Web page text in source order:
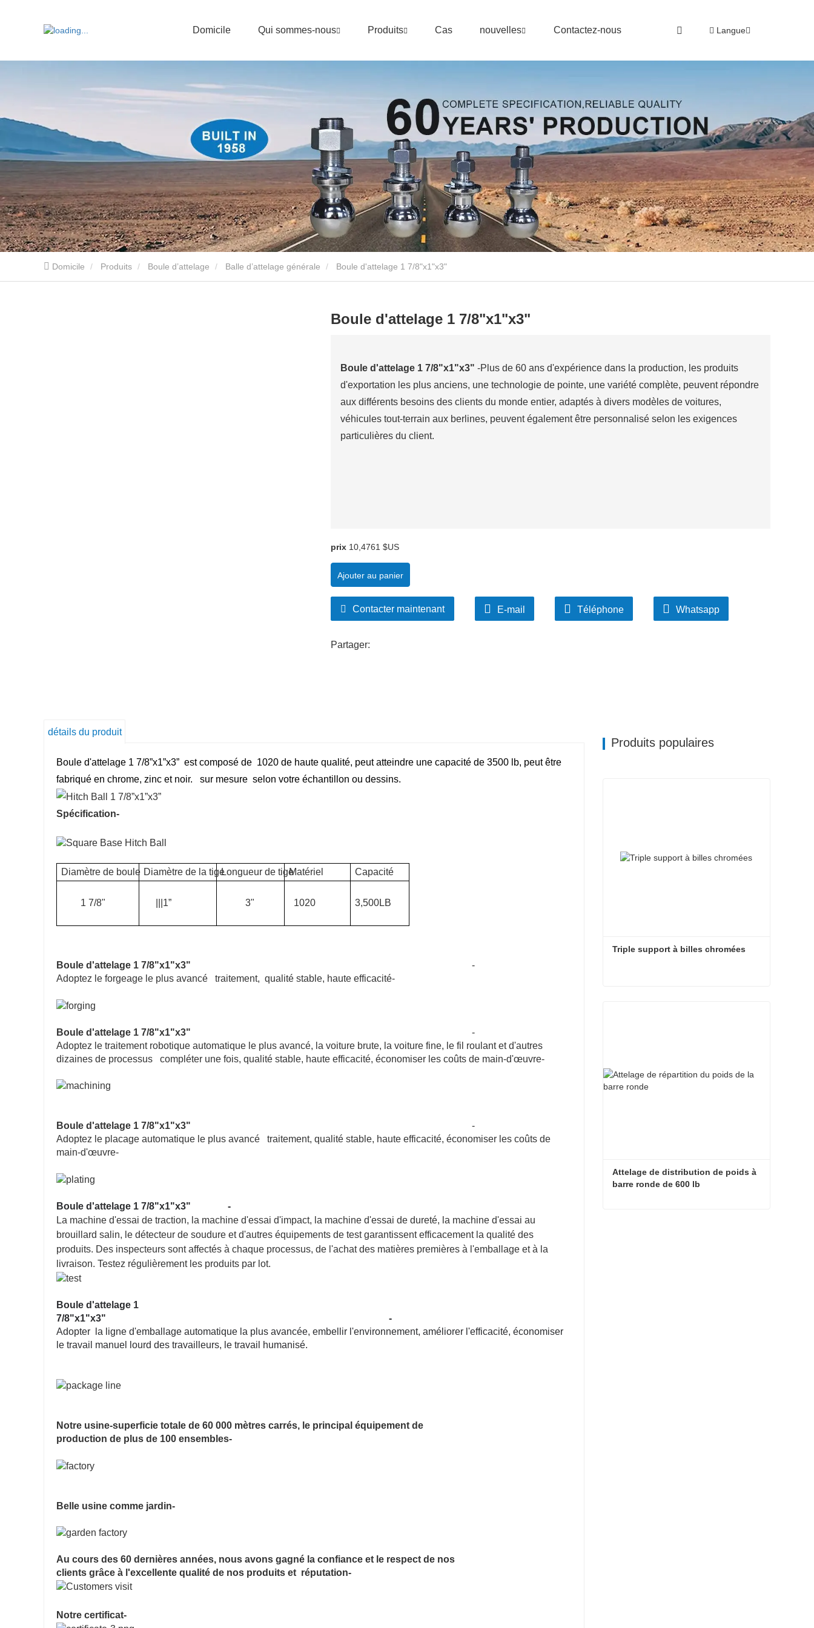
Domicile Qui sommes-nous Produits Cas nouvelles Contactez-nous Langue
Domicile Produits Boule d’attelage Balle d’attelage générale Boule d'attelage 1 7/8"x1"x3"
Boule d'attelage 1 7/8"x1"x3"
Boule d'attelage 1 7/8"x1"x3" -Plus de 60 ans d'expérience dans la production, les produits
d'exportation les plus anciens, une technologie de pointe, une variété complète, peuvent répondre
aux différents besoins des clients du monde entier, adaptés à divers modèles de voitures,
véhicules tout-terrain aux berlines, peuvent également être personnalisé selon les exigences
particulières du client.
prix 10,4761 $US
Ajouter au panier
Contacter maintenant E-mail Téléphone Whatsapp
Partager:
détails du produit
Boule d'attelage 1 7/8”x1”x3” est composé de 1020 de haute qualité, peut atteindre une capacité de 3500 lb, peut être
fabriqué en chrome, zinc et noir. sur mesure selon votre échantillon ou dessins.
Spécification-
Diamètre de boule Diamètre de la tigeLongueur de tigeMatériel Capacité
1 7/8" |||1” 3" 1020 3,500LB
Boule d'attelage 1 7/8"x1"x3"
-
Adoptez le forgeage le plus avancé traitement, qualité stable, haute efficacité-
Boule d'attelage 1 7/8"x1"x3"
-
Adoptez le traitement robotique automatique le plus avancé, la voiture brute, la voiture fine, le fil roulant et d'autres
dizaines de processus compléter une fois, qualité stable, haute efficacité, économiser les coûts de main-d'œuvre-
Boule d'attelage 1 7/8"x1"x3"
-
Adoptez le placage automatique le plus avancé traitement, qualité stable, haute efficacité, économiser les coûts de
main-d'œuvre-
Boule d'attelage 1 7/8"x1"x3"
-
La machine d'essai de traction, la machine d'essai d'impact, la machine d'essai de dureté, la machine d'essai au
brouillard salin, le détecteur de soudure et d'autres équipements de test garantissent efficacement la qualité des
produits. Des inspecteurs sont affectés à chaque processus, de l'achat des matières premières à l'emballage et à la
livraison. Testez régulièrement les produits par lot.
Boule d'attelage 1
7/8"x1"x3"
-
Adopter la ligne d'emballage automatique la plus avancée, embellir l'environnement, améliorer l'efficacité, économiser
le travail manuel lourd des travailleurs, le travail humanisé.
Notre usine-superficie totale de 60 000 mètres carrés, le principal équipement de
production de plus de 100 ensembles-
Belle usine comme jardin-
Au cours des 60 dernières années, nous avons gagné la confiance et le respect de nos
clients grâce à l'excellente qualité de nos produits et réputation-
Notre certificat-
Produits populaires
Triple support à billes chromées
Attelage de distribution de poids à
barre ronde de 600 lb